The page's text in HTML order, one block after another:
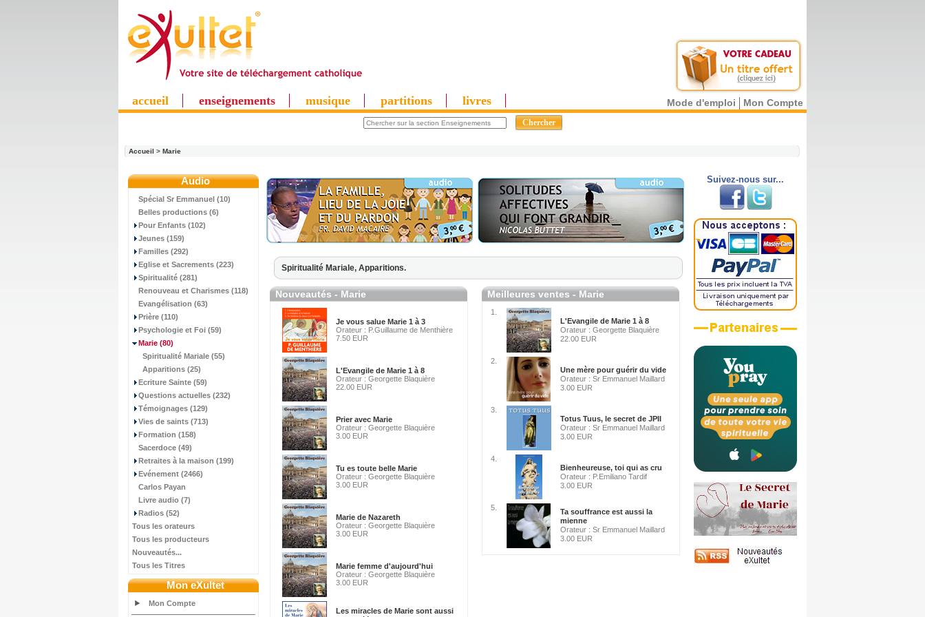
accueil enseignements musique partitions livres Mode d'emploi Mon Compte
Accueil > Marie
Audio
Spécial Sr Emmanuel (10)
Belles productions (6)
Pour Enfants (102)
Jeunes (159)
Familles (292)
Eglise et Sacrements (223)
Spiritualité (281)
Renouveau et Charismes (118)
Evangélisation (63)
Prière (110)
Psychologie et Foi (59)
Marie (80)
Spiritualité Mariale (55)
Apparitions (25)
Ecriture Sainte (59)
Questions actuelles (232)
Témoignages (129)
Vies de saints (713)
Formation (158)
Sacerdoce (49)
Retraites à la maison (199)
Evénement (2466)
Carlos Payan
Livre audio (7)
Radios (52)
Tous les orateurs
Tous les producteurs
Nouveautés...
Tous les Titres
Mon eXultet
Mon Compte
Spiritualité Mariale, Apparitions.
Nouveautés - Marie
Je vous salue Marie 1 à 3
Orateur : P.Guillaume de Menthière
7.50 EUR
L'Evangile de Marie 1 à 8
Orateur : Georgette Blaquière
22.00 EUR
Prier avec Marie
Orateur : Georgette Blaquière
3.00 EUR
Tu es toute belle Marie
Orateur : Georgette Blaquière
3.00 EUR
Marie de Nazareth
Orateur : Georgette Blaquière
3.00 EUR
Marie femme d'aujourd'hui
Orateur : Georgette Blaquière
3.00 EUR
Les miracles de Marie sont aussi
Meilleures ventes - Marie
1.
L'Evangile de Marie 1 à 8
Orateur : Georgette Blaquière
22.00 EUR
2.
Une mère pour guérir du vide
Orateur : Sr Emmanuel Maillard
3.00 EUR
3.
Totus Tuus, le secret de JPII
Orateur : Sr Emmanuel Maillard
3.00 EUR
4.
Bienheureuse, toi qui as cru
Orateur : P.Emiliano Tardif
3.00 EUR
5.
Ta souffrance est aussi la
mienne
Orateur : Sr Emmanuel Maillard
3.00 EUR
Suivez-nous sur...